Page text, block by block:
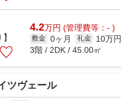
4.2万円 (管理費等：- )
敷金 0ヶ月 礼金
10万円
3階 / 2DK / 45.00㎡
ツヴェール